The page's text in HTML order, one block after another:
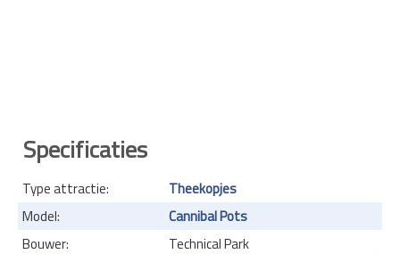
Specificaties
Type attractie:
Theekopjes
Model:
Cannibal Pots
Bouwer:
Technical Park